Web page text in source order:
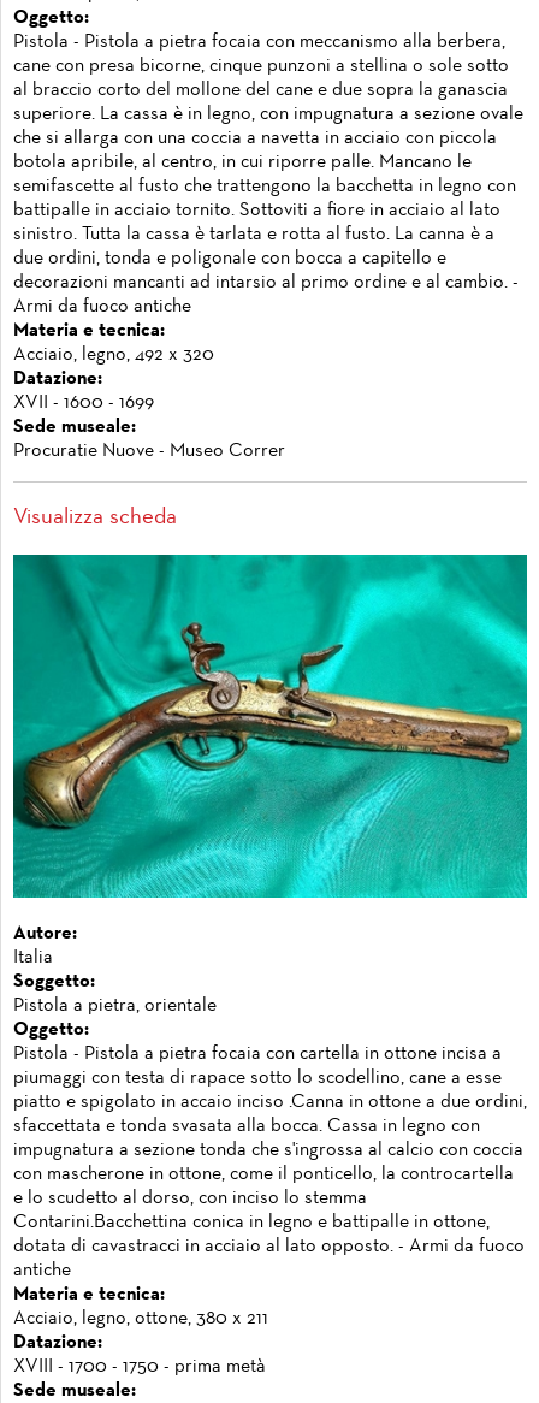
Oggetto:
Pistola - Pistola a pietra focaia con meccanismo alla berbera,
cane con presa bicorne, cinque punzoni a stellina o sole sotto
al braccio corto del mollone del cane e due sopra la ganascia
superiore. La cassa è in legno, con impugnatura a sezione ovale
che si allarga con una coccia a navetta in acciaio con piccola
botola apribile, al centro, in cui riporre palle. Mancano le
semifascette al fusto che trattengono la bacchetta in legno con
battipalle in acciaio tornito. Sottoviti a fiore in acciaio al lato
sinistro. Tutta la cassa è tarlata e rotta al fusto. La canna è a
due ordini, tonda e poligonale con bocca a capitello e
decorazioni mancanti ad intarsio al primo ordine e al cambio. -
Armi da fuoco antiche
Materia e tecnica:
Acciaio, legno, 492 x 320
Datazione:
XVII - 1600 - 1699
Sede museale:
Procuratie Nuove - Museo Correr
Visualizza scheda
Autore:
Italia
Soggetto:
Pistola a pietra, orientale
Oggetto:
Pistola - Pistola a pietra focaia con cartella in ottone incisa a
piumaggi con testa di rapace sotto lo scodellino, cane a esse
piatto e spigolato in accaio inciso .Canna in ottone a due ordini,
sfaccettata e tonda svasata alla bocca. Cassa in legno con
impugnatura a sezione tonda che s'ingrossa al calcio con coccia
con mascherone in ottone, come il ponticello, la controcartella
e lo scudetto al dorso, con inciso lo stemma
Contarini.Bacchettina conica in legno e battipalle in ottone,
dotata di cavastracci in acciaio al lato opposto. - Armi da fuoco
antiche
Materia e tecnica:
Acciaio, legno, ottone, 380 x 211
Datazione:
XVIII - 1700 - 1750 - prima metà
Sede museale: